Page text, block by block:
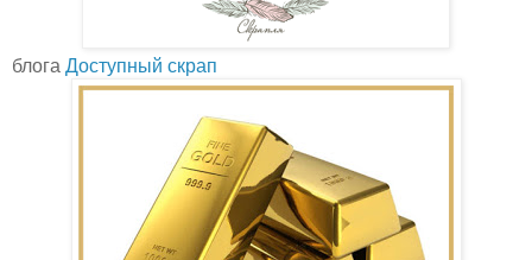
блога Доступный скрап